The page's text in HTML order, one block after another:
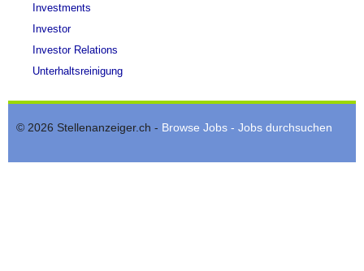
Investments
Investor
Investor Relations
Unterhaltsreinigung
© 2026 Stellenanzeiger.ch - Browse Jobs - Jobs durchsuchen